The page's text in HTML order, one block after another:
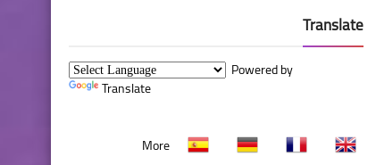
Translate
Powered by
Translate
More